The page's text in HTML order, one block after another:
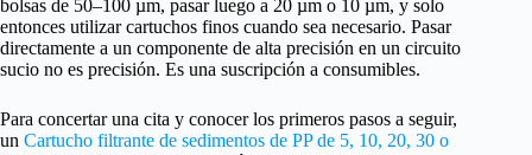
bolsas de 50–100 µm, pasar luego a 20 µm o 10 µm, y solo
entonces utilizar cartuchos finos cuando sea necesario. Pasar
directamente a un componente de alta precisión en un circuito
sucio no es precisión. Es una suscripción a consumibles.
Para concertar una cita y conocer los primeros pasos a seguir,
un Cartucho filtrante de sedimentos de PP de 5, 10, 20, 30 o